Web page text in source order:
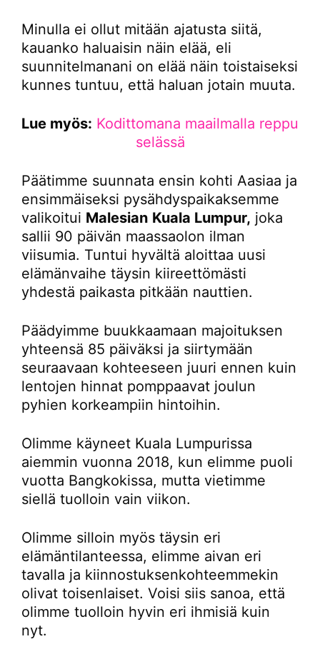
Minulla ei ollut mitään ajatusta siitä,
kauanko haluaisin näin elää, eli
suunnitelmanani on elää näin toistaiseksi
kunnes tuntuu, että haluan jotain muuta.
Lue myös: Kodittomana maailmalla reppu
selässä
Päätimme suunnata ensin kohti Aasiaa ja
ensimmäiseksi pysähdyspaikaksemme
valikoitui Malesian Kuala Lumpur, joka
sallii 90 päivän maassaolon ilman
viisumia. Tuntui hyvältä aloittaa uusi
elämänvaihe täysin kiireettömästi
yhdestä paikasta pitkään nauttien.
Päädyimme buukkaamaan majoituksen
yhteensä 85 päiväksi ja siirtymään
seuraavaan kohteeseen juuri ennen kuin
lentojen hinnat pomppaavat joulun
pyhien korkeampiin hintoihin.
Olimme käyneet Kuala Lumpurissa
aiemmin vuonna 2018, kun elimme puoli
vuotta Bangkokissa, mutta vietimme
siellä tuolloin vain viikon.
Olimme silloin myös täysin eri
elämäntilanteessa, elimme aivan eri
tavalla ja kiinnostuksenkohteemmekin
olivat toisenlaiset. Voisi siis sanoa, että
olimme tuolloin hyvin eri ihmisiä kuin
nyt.